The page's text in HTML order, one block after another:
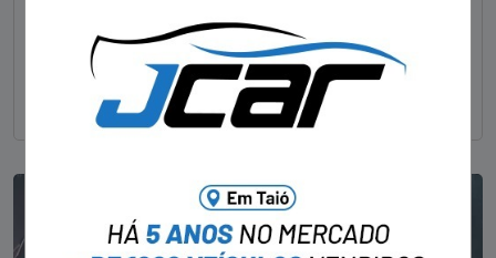
Um dos dois foragidos investigados pelo latrocínio de
um delegado aposentado em um bar de Criciúma, no
Sul catarinense, foi